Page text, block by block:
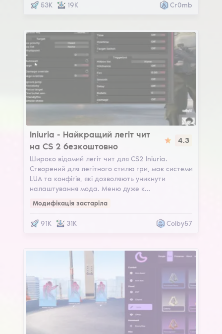
53K 19K Cr0mb
Iniuria
Iniuria - Найкращий легіт чит
на CS 2 безкоштовно
4.3
Широко відомий легіт чит для CS2 Iniuria.
Створений для легітного стилю гри, має системи
LUA та конфігів, які дозволяють уникнути
налаштування мода. Меню дуже к…
Модифікація застаріла
91K 31K Colby57